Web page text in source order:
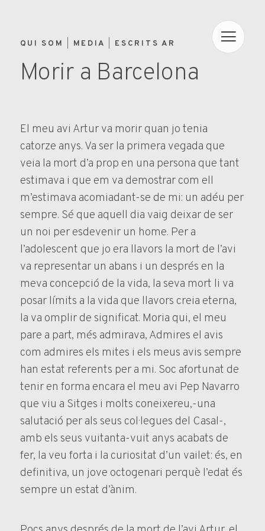
QUI SOM MEDIA ESCRITS AR
Morir a Barcelona
El meu avi Artur va morir quan jo tenia
catorze anys. Va ser la primera vegada que
veia la mort d’a prop en una persona que tant
estimava i que em va demostrar com ell
m’estimava acomiadant-se de mi: un adéu per
sempre. Sé que aquell dia vaig deixar de ser
un noi per esdevenir un home. Per a
l’adolescent que jo era llavors la mort de l’avi
va representar un abans i un després en la
meva concepció de la vida, la seva mort li va
posar límits a la vida que llavors creia eterna,
la va omplir de significat. Moria qui, el meu
pare a part, més admirava, Admires el avis
com admires els mites i els meus avis sempre
han estat referents per a mi. Soc afortunat de
tenir en forma encara el meu avi Pep Navarro
que viu a Sitges i molts coneixereu,-una
salutació per als seus col·legues del Casal-,
amb els seus vuitanta-vuit anys acabats de
fer, la veu forta i la curiositat d’un vailet: és, en
definitiva, un jove octogenari perquè l’edat és
sempre un estat d’ànim.